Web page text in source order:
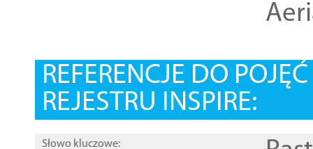
REFERENCJE DO
REJESTRU INSPIRE:
Słowo kluczowe: